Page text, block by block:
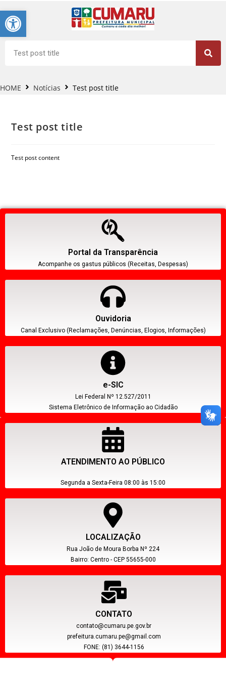
Barra de Ferramentas Aberta
HOME Notícias Test post title
Test post title
Test post content
Portal da Transparência
Acompanhe os gastus públicos (Receitas, Despesas)
Ouvidoria
Canal Exclusivo (Reclamações, Denúncias, Elogios, Informações)
e-SIC
Lei Federal Nº 12.527/2011
Sistema Eletrônico de Informação ao Cidadão
ATENDIMENTO AO PÚBLICO
Segunda a Sexta-Feira 08:00 às 15:00
LOCALIZAÇÃO
Rua João de Moura Borba Nº 224
Bairro: Centro - CEP 55655-000
CONTATO
contato@cumaru.pe.gov.br
prefeitura.cumaru.pe@gmail.com
FONE: (81) 3644-1156